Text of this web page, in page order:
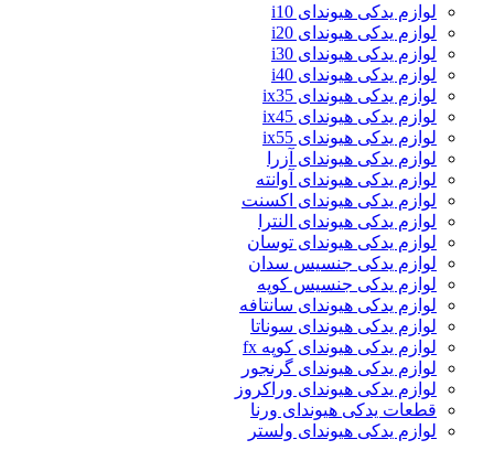
لوازم یدکی هیوندای i10
لوازم یدکی هیوندای i20
لوازم یدکی هیوندای i30
لوازم یدکی هیوندای i40
لوازم یدکی هیوندای ix35
لوازم یدکی هیوندای ix45
لوازم یدکی هیوندای ix55
لوازم یدکی هیوندای آزرا
لوازم یدکی هیوندای آوانته
لوازم یدکی هیوندای اکسنت
لوازم یدکی هیوندای النترا
لوازم یدکی هیوندای توسان
لوازم یدکی جنسیس سدان
لوازم یدکی جنسیس کوپه
لوازم یدکی هیوندای سانتافه
لوازم یدکی هیوندای سوناتا
لوازم یدکی هیوندای کوپه fx
لوازم یدکی هیوندای گرنجور
لوازم یدکی هیوندای وراکروز
قطعات یدکی هیوندای ورنا
لوازم یدکی هیوندای ولستر